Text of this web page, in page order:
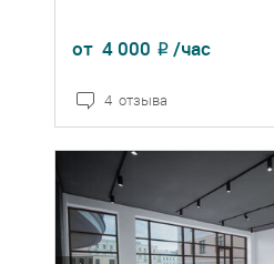
от 4 000 ₽ /час
4 отзыва